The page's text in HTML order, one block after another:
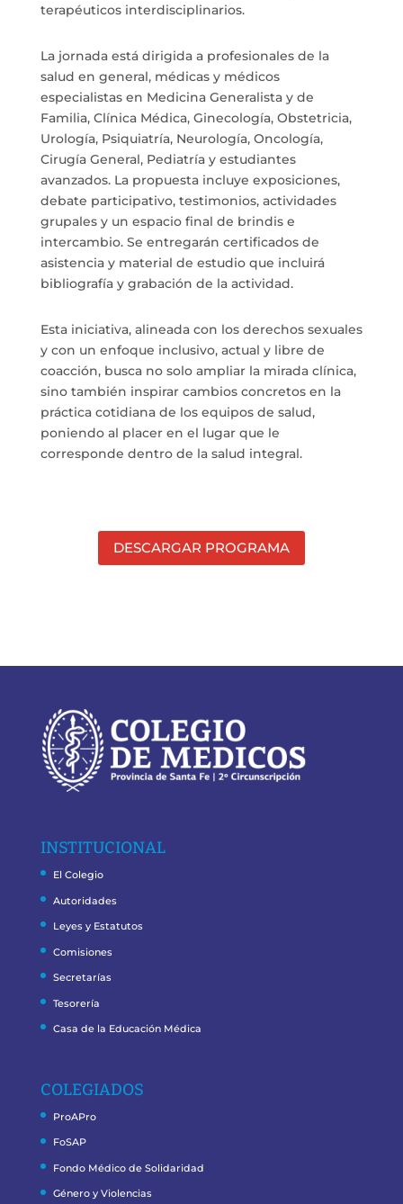
terapéuticos interdisciplinarios.
La jornada está dirigida a profesionales de la
salud en general, médicas y médicos
especialistas en Medicina Generalista y de
Familia, Clínica Médica, Ginecología, Obstetricia,
Urología, Psiquiatría, Neurología, Oncología,
Cirugía General, Pediatría y estudiantes
avanzados. La propuesta incluye exposiciones,
debate participativo, testimonios, actividades
grupales y un espacio final de brindis e
intercambio. Se entregarán certificados de
asistencia y material de estudio que incluirá
bibliografía y grabación de la actividad.
Esta iniciativa, alineada con los derechos sexuales
y con un enfoque inclusivo, actual y libre de
coacción, busca no solo ampliar la mirada clínica,
sino también inspirar cambios concretos en la
práctica cotidiana de los equipos de salud,
poniendo al placer en el lugar que le
corresponde dentro de la salud integral.
DESCARGAR PROGRAMA
INSTITUCIONAL
El Colegio
Autoridades
Leyes y Estatutos
Comisiones
Secretarías
Tesorería
Casa de la Educación Médica
COLEGIADOS
ProAPro
FoSAP
Fondo Médico de Solidaridad
Género y Violencias